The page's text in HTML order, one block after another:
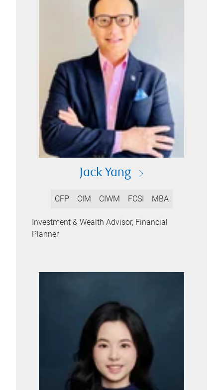
Jack Yang
CFP CIM CIWM FCSI MBA
Investment & Wealth Advisor, Financial
Planner